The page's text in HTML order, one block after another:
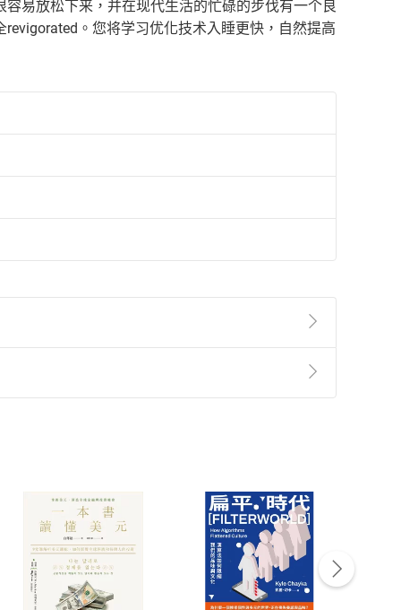
易放松下来，并在现代生活的忙碌的步伐有一个良
。您将学习优化技术入睡更快，自然提高
第2條第5款之規定，「非以有形媒介提供之數位
點選「瀏覽訂單明細」 「申請取消訂單/退
貨。
付款方式
Payment
完成訂單
Complete